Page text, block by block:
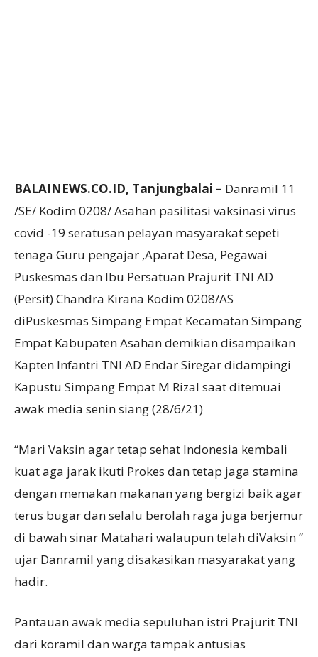
BALAINEWS.CO.ID, Tanjungbalai – Danramil 11
/SE/ Kodim 0208/ Asahan pasilitasi vaksinasi virus
covid -19 seratusan pelayan masyarakat sepeti
tenaga Guru pengajar ,Aparat Desa, Pegawai
Puskesmas dan Ibu Persatuan Prajurit TNI AD
(Persit) Chandra Kirana Kodim 0208/AS
diPuskesmas Simpang Empat Kecamatan Simpang
Empat Kabupaten Asahan demikian disampaikan
Kapten Infantri TNI AD Endar Siregar didampingi
Kapustu Simpang Empat M Rizal saat ditemuai
awak media senin siang (28/6/21)
“Mari Vaksin agar tetap sehat Indonesia kembali
kuat aga jarak ikuti Prokes dan tetap jaga stamina
dengan memakan makanan yang bergizi baik agar
terus bugar dan selalu berolah raga juga berjemur
di bawah sinar Matahari walaupun telah diVaksin ”
ujar Danramil yang disakasikan masyarakat yang
hadir.
Pantauan awak media sepuluhan istri Prajurit TNI
dari koramil dan warga tampak antusias